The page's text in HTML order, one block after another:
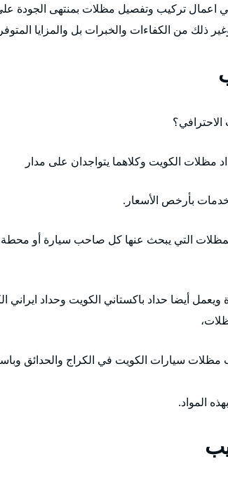
اعمال تركيب وتفصيل مظلات بمنتهى الجودة
ذلك من الكفاءات والخبرات بل والمزايا
مظلات الكويت وكلاهما يتواجدان على مدار
بأرخص الأسعار.
التي يبحث عنها كل صاحب سيارة أو محطة
أيضا حداد باكستاني الكويت وحداد
سيارات الكويت في الكراج والحدائق
المواد.